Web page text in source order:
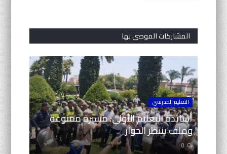
المشاركات الموصى بها
التعليم المدرسي
أساتذة التعليم الأولي: مسيرة ممنوعة
وملف ينتظر الحوار
0